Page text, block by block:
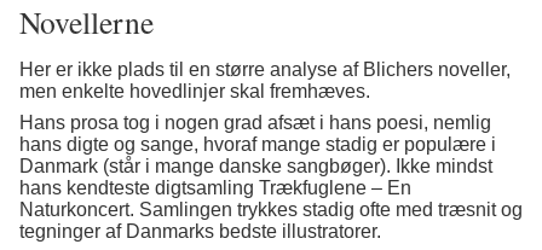
Novellerne
Her er ikke plads til en større analyse af Blichers noveller,
men enkelte hovedlinjer skal fremhæves.
Hans prosa tog i nogen grad afsæt i hans poesi, nemlig
hans digte og sange, hvoraf mange stadig er populære i
Danmark (står i mange danske sangbøger). Ikke mindst
hans kendteste digtsamling Trækfuglene – En
Naturkoncert. Samlingen trykkes stadig ofte med træsnit og
tegninger af Danmarks bedste illustratorer.